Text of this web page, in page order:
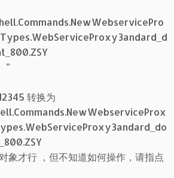
”
转换为
对象才行 ，但不知道如何操作，请指点